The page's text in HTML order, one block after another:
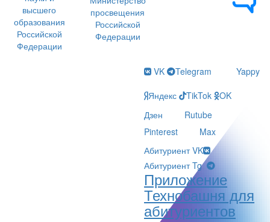
высшего
образования
Российской
Федерации
просвещения
Российской
Федерации
VK Telegram
Yappy
Яндекс
TikTok
OK
Дзен
Rutube
Pinterest
Max
Абитуриент VK
Абитуриент Tg
Приложение
Технобашня для
абитуриентов